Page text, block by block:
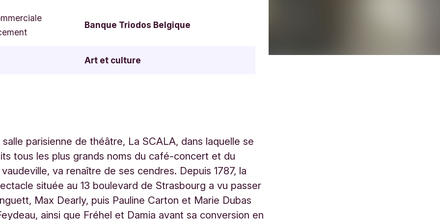
Banque Triodos Belgique
Art et culture
parisienne de théâtre, La SCALA, dans laquelle se
tous les plus grands noms du café-concert et du
va renaître de ses cendres. Depuis 1787, la
située au 13 boulevard de Strasbourg a vu passer
Max Dearly, puis Pauline Carton et Marie Dubas
ainsi que Fréhel et Damia avant sa conversion en